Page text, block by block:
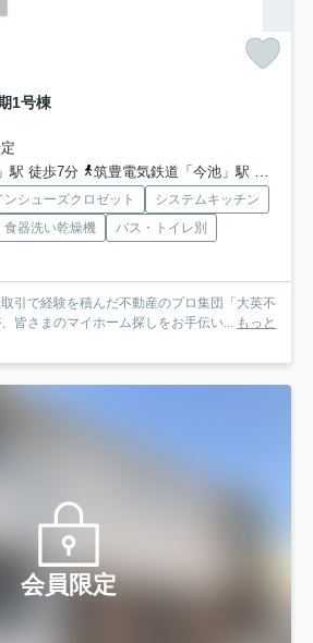
1号棟
駅 徒歩7分
筑豊電気鉄道「今池」駅 徒歩9分
ンシューズクロゼット
システムキッチン
食器洗い乾燥機
バス・トイレ別
引で経験を積んだ不動産のプロ集団「大英不
皆さまのマイホーム探しをお手伝い... もっと
会員限定